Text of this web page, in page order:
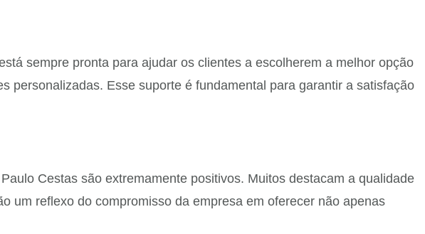
sempre pronta para ajudar os clientes a escolherem a melhor opção
personalizadas. Esse suporte é fundamental para garantir a satisfação
Cestas são extremamente positivos. Muitos destacam a qualidade
um reflexo do compromisso da empresa em oferecer não apenas